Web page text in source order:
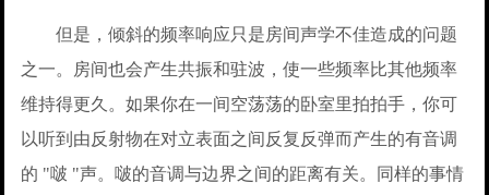
但是，倾斜的频率响应只是房间声学不佳造成的问题
之一。房间也会产生共振和驻波，使一些频率比其他频率
维持得更久。如果你在一间空荡荡的卧室里拍拍手，你可
以听到由反射物在对立表面之间反复反弹而产生的有音调
的 "啵 "声。啵的音调与边界之间的距离有关。同样的事情